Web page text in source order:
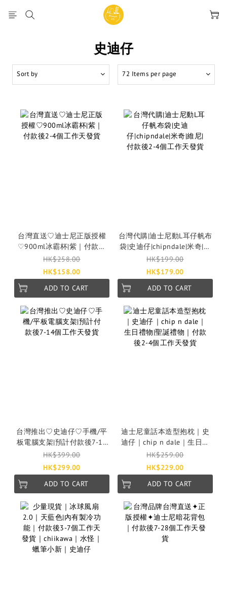
史迪仔
Sort by 72 Items per page
台灣直送♡迪士尼正版授權
♡900ml冰霸杯|紫｜付款後
2-4個工作天發貨
HK$258.00
HK$158.00
ADD TO CART
台灣代購|迪士尼動L耳仔帆布
袋|史迪仔|chipndale|米奇|維
尼|付款後2-4個工作天發貨
HK$199.00
HK$179.00
ADD TO CART
台灣推出♡史迪仔♡手機/平
板電腦支架|預計付款後7-14
個工作天發貨
HK$399.00
HK$299.00
ADD TO CART
迪士尼童話本造型抱枕｜史
迪仔｜chip n dale｜生日禮
物|聖誕禮物｜付款後2-4個工
作天發貨
HK$259.00
HK$229.00
ADD TO CART